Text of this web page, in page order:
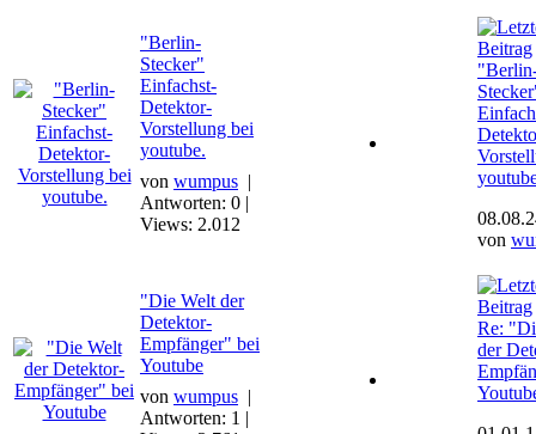
"Berlin-
Stecker"
Einfachst-
Detektor-
Vorstellung bei
youtube.
von wumpus |
Antworten: 0 |
Views: 2.012
von
"Die Welt der
Detektor-
Empfänger" bei
Youtube
von wumpus |
Antworten: 1 |
Re:
der